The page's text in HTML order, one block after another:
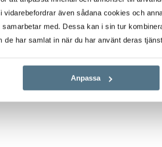
även sådana cookies och
med. Dessa kan i sin tur
de har samlat in när du har använt deras
Anpassa
nås även
C på ca
city. Runt
restauranger